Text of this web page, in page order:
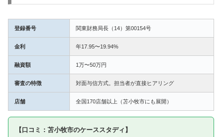
登録番号 関東財務局長（14）第00154号
金利 年17.95〜19.94%
融資額 1万〜50万円
審査の特徴 対面与信方式。担当者が直接ヒアリング
店舗 全国170店舗以上（苫小牧市にも展開）
【口コミ：苫小牧市のケーススタディ】